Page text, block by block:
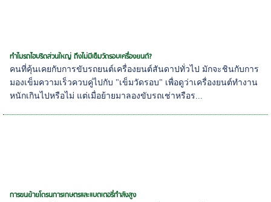
ทำไมรถไฮบริดส่วนใหญ่ ถึงไม่มีเข็มวัดรอบเครื่องยนต์?
คนที่คุ้นเคยกับการขับรถยนต์เครื่องยนต์สันดาปทั่วไป มักจะชินกับการ
มองเข็มความเร็วควบคู่ไปกับ "เข็มวัดรอบ" เพื่อดูว่าเครื่องยนต์ทำงาน
หนักเกินไปหรือไม่ แต่เมื่อย้ายมาลองขับรถเช่าหรือร...
การขนย้ายโดรนการเกษตรและแบตเตอรี่กำลังสูง